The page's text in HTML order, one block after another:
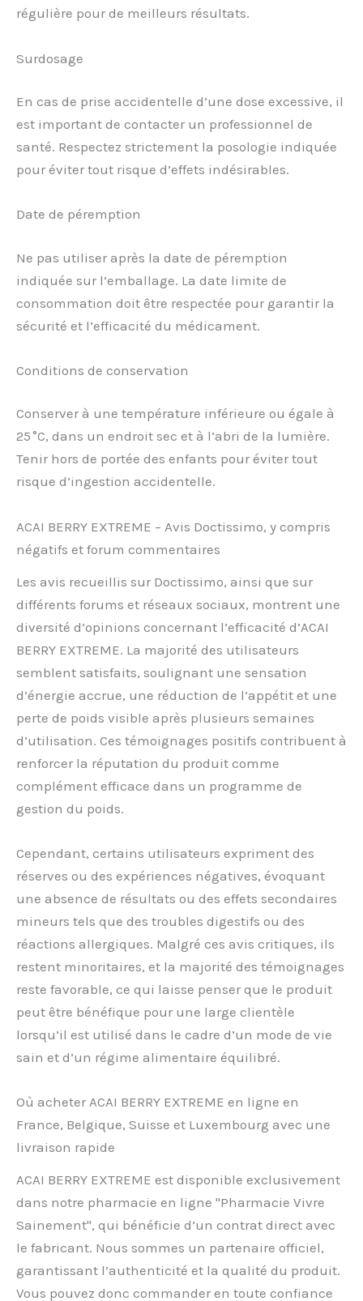
régulière pour de meilleurs résultats.
Surdosage
En cas de prise accidentelle d’une dose excessive, il
est important de contacter un professionnel de
santé. Respectez strictement la posologie indiquée
pour éviter tout risque d’effets indésirables.
Date de péremption
Ne pas utiliser après la date de péremption
indiquée sur l’emballage. La date limite de
consommation doit être respectée pour garantir la
sécurité et l’efficacité du médicament.
Conditions de conservation
Conserver à une température inférieure ou égale à
25 °C, dans un endroit sec et à l’abri de la lumière.
Tenir hors de portée des enfants pour éviter tout
risque d’ingestion accidentelle.
ACAI BERRY EXTREME – Avis Doctissimo, y compris
négatifs et forum commentaires
Les avis recueillis sur Doctissimo, ainsi que sur
différents forums et réseaux sociaux, montrent une
diversité d’opinions concernant l’efficacité d’ACAI
BERRY EXTREME. La majorité des utilisateurs
semblent satisfaits, soulignant une sensation
d’énergie accrue, une réduction de l’appétit et une
perte de poids visible après plusieurs semaines
d’utilisation. Ces témoignages positifs contribuent à
renforcer la réputation du produit comme
complément efficace dans un programme de
gestion du poids.
Cependant, certains utilisateurs expriment des
réserves ou des expériences négatives, évoquant
une absence de résultats ou des effets secondaires
mineurs tels que des troubles digestifs ou des
réactions allergiques. Malgré ces avis critiques, ils
restent minoritaires, et la majorité des témoignages
reste favorable, ce qui laisse penser que le produit
peut être bénéfique pour une large clientèle
lorsqu’il est utilisé dans le cadre d’un mode de vie
sain et d’un régime alimentaire équilibré.
Où acheter ACAI BERRY EXTREME en ligne en
France, Belgique, Suisse et Luxembourg avec une
livraison rapide
ACAI BERRY EXTREME est disponible exclusivement
dans notre pharmacie en ligne "Pharmacie Vivre
Sainement", qui bénéficie d’un contrat direct avec
le fabricant. Nous sommes un partenaire officiel,
garantissant l’authenticité et la qualité du produit.
Vous pouvez donc commander en toute confiance